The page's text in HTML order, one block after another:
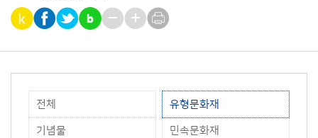
전체 유형문화재
기념물 민속문화재